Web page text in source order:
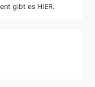
gibt es HIER.